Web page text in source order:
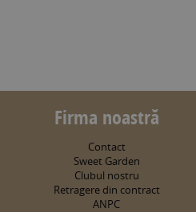
Firma noastră
Contact
Sweet Garden
Clubul nostru
Retragere din contract
ANPC